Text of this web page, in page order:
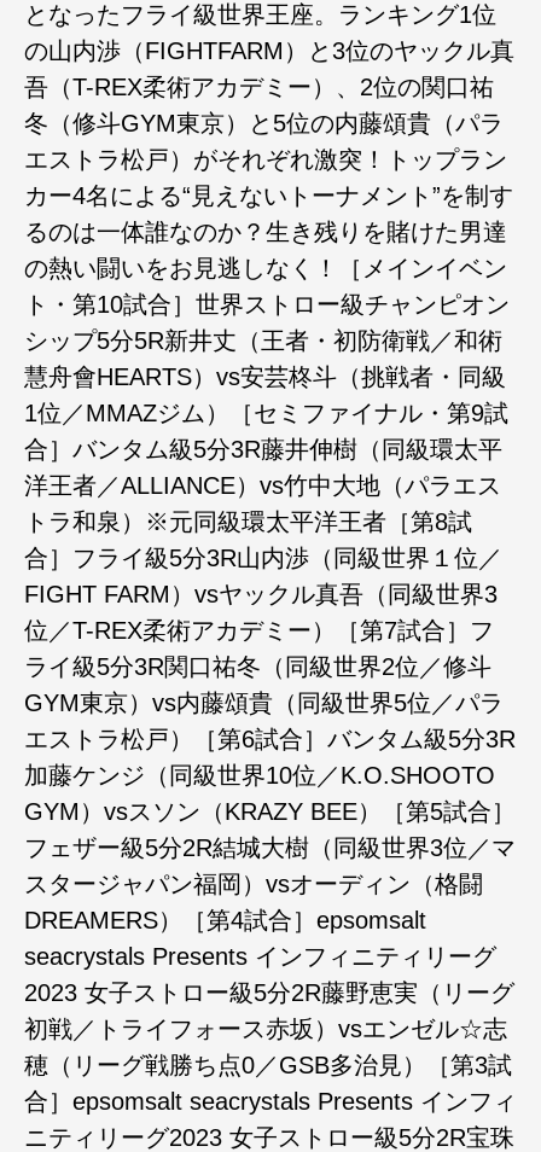
となったフライ級世界王座。ランキング1位
の山内渉（FIGHTFARM）と3位のヤックル真
吾（T-REX柔術アカデミー）、2位の関口祐
冬（修斗GYM東京）と5位の内藤頌貴（パラ
エストラ松戸）がそれぞれ激突！トップラン
カー4名による“見えないトーナメント”を制す
るのは一体誰なのか？生き残りを賭けた男達
の熱い闘いをお見逃しなく！［メインイベン
ト・第10試合］世界ストロー級チャンピオン
シップ5分5R新井丈（王者・初防衛戦／和術
慧舟會HEARTS）vs安芸柊斗（挑戦者・同級
1位／MMAZジム）［セミファイナル・第9試
合］バンタム級5分3R藤井伸樹（同級環太平
洋王者／ALLIANCE）vs竹中大地（パラエス
トラ和泉）※元同級環太平洋王者［第8試
合］フライ級5分3R山内渉（同級世界１位／
FIGHT FARM）vsヤックル真吾（同級世界3
位／T-REX柔術アカデミー）［第7試合］フ
ライ級5分3R関口祐冬（同級世界2位／修斗
GYM東京）vs内藤頌貴（同級世界5位／パラ
エストラ松戸）［第6試合］バンタム級5分3R
加藤ケンジ（同級世界10位／K.O.SHOOTO
GYM）vsスソン（KRAZY BEE）［第5試合］
フェザー級5分2R結城大樹（同級世界3位／マ
スタージャパン福岡）vsオーディン（格闘
DREAMERS）［第4試合］epsomsalt
seacrystals Presents インフィニティリーグ
2023 女子ストロー級5分2R藤野恵実（リーグ
初戦／トライフォース赤坂）vsエンゼル☆志
穂（リーグ戦勝ち点0／GSB多治見）［第3試
合］epsomsalt seacrystals Presents インフィ
ニティリーグ2023 女子ストロー級5分2R宝珠